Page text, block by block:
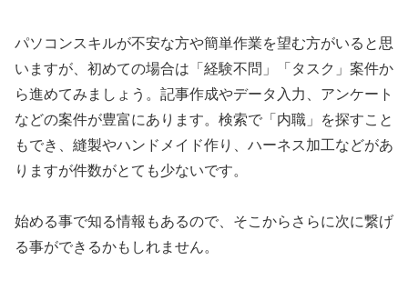
パソコンスキルが不安な方や簡単作業を望む方がいると思
いますが、初めての場合は「経験不問」「タスク」案件か
ら進めてみましょう。記事作成やデータ入力、アンケート
などの案件が豊富にあります。検索で「内職」を探すこと
もでき、縫製やハンドメイド作り、ハーネス加工などがあ
りますが件数がとても少ないです。
始める事で知る情報もあるので、そこからさらに次に繋げ
る事ができるかもしれません。